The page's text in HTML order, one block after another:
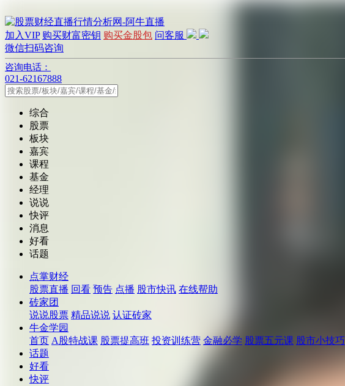
加入VIP 购买财富密钥 购买金股包 问客服
微信扫码咨询
咨询电话：
021-62167888
综合
股票
板块
嘉宾
课程
基金
经理
说说
快评
消息
好看
话题
点掌财经
股票直播 回看 预告 点播 股市快讯 在线帮助
砖家团
说说股票 精品说说 认证砖家
牛金学园
首页 A股特战课 股票提高班 投资训练营 金融必学 股票五元课 股市小技巧
话题
好看
快评